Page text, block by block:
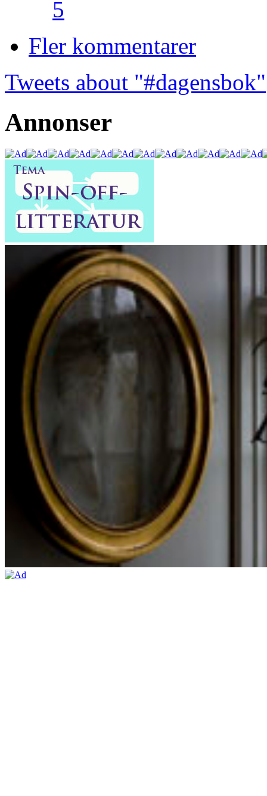
5
Fler kommentarer
Tweets about "#dagensbok"
Annonser